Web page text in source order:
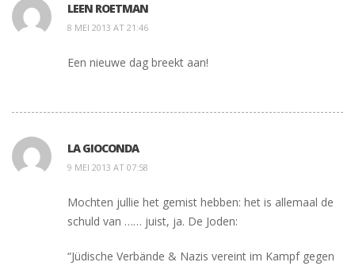
LEEN ROETMAN
8 MEI 2013 AT 21:46
Een nieuwe dag breekt aan!
LA GIOCONDA
9 MEI 2013 AT 07:58
Mochten jullie het gemist hebben: het is allemaal de
schuld van …… juist, ja. De Joden:
“Jüdische Verbände & Nazis vereint im Kampf gegen